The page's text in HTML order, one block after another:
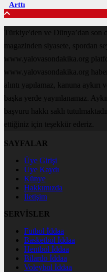
Arttı
Türkiye'den ve Dünya’dan son
magazinden siyasete, spordan
www.yalovasondakika.org
www.yalovasondakika.org
alıntı yapılamaz, kanuna
başka yerde yayınlanamaz.
başvuru hakkı saklı
ettiğiniz için teşekkür ederiz.
SAYFALAR
Üye Girişi
Üye Kaydı
Künye
Hakkımızda
İletişim
SERVİSLER
Futbol İddaa
Basketbol İddaa
Hentbol İddaa
Bilardo İddaa
Voleybol İddaa